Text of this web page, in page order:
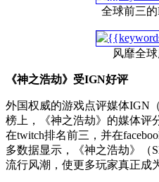
全球前三
风靡全
《神之浩劫》受IGN好评
外国权威的游戏点评媒体IGN
榜上，《神之浩劫》的媒体评
在twitch排名前三，并在
多数据显示，《神之浩劫》（
流行风潮，使更多玩家真正成